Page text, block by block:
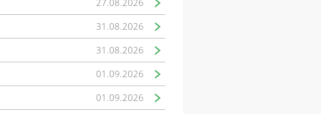
31.08.2026
31.08.2026
01.09.2026
01.09.2026